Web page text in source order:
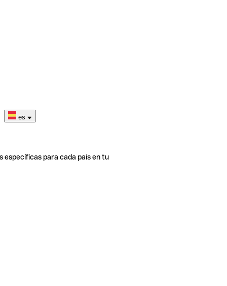
es
específicas para cada país en tu